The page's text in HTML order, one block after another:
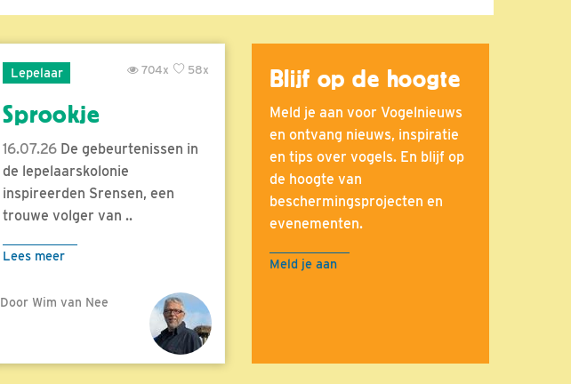
Lepelaar 58x
704x
Sprookje
16.07.26 De gebeurtenissen in
de lepelaarskolonie
inspireerden Srensen, een
trouwe volger van ..
Lees meer
Door Wim van Nee
Blijf op de hoogte
Meld je aan voor Vogelnieuws
en ontvang nieuws, inspiratie
en tips over vogels. En blijf op
de hoogte van
beschermingsprojecten en
evenementen.
Meld je aan